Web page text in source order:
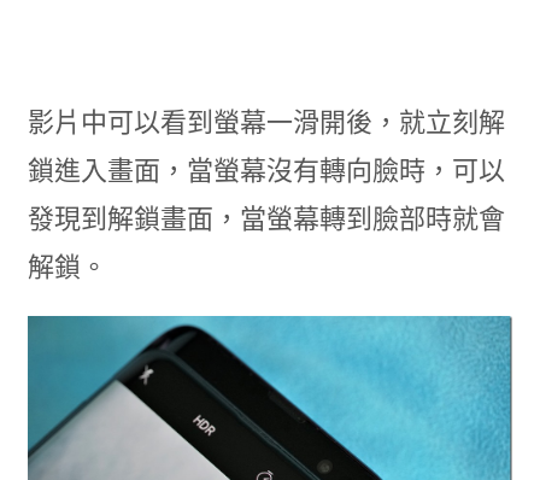
影片中可以看到螢幕一滑開後，就立刻解
鎖進入畫面，當螢幕沒有轉向臉時，可以
發現到解鎖畫面，當螢幕轉到臉部時就會
解鎖。